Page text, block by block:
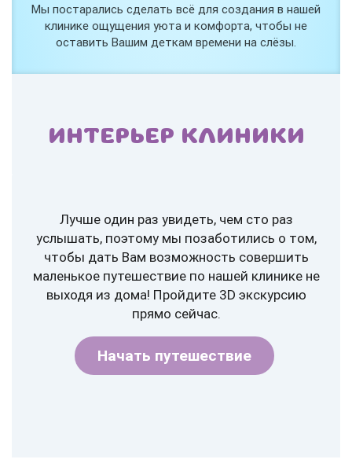
Мы постарались сделать всё для создания в нашей
клинике ощущения уюта и комфорта, чтобы не
оставить Вашим деткам времени на слёзы.
ИНТЕРЬЕР КЛИНИКИ
Лучше один раз увидеть, чем сто раз
услышать, поэтому мы позаботились о том,
чтобы дать Вам возможность совершить
маленькое путешествие по нашей клинике не
выходя из дома! Пройдите 3D экскурсию
прямо сейчас.
Начать путешествие